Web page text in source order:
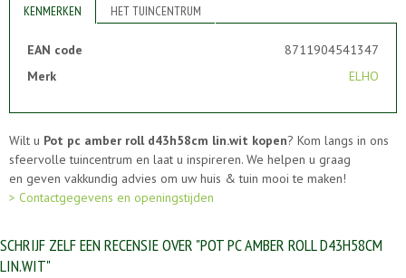
KENMERKEN HET TUINCENTRUM
EAN code
8711904541347
Merk
ELHO
Wilt u Pot pc amber roll d43h58cm lin.wit kopen? Kom langs in ons
sfeervolle tuincentrum en laat u inspireren. We helpen u graag
en geven vakkundig advies om uw huis & tuin mooi te maken!
> Contactgegevens en openingstijden
SCHRIJF ZELF EEN RECENSIE OVER "POT PC AMBER ROLL D43H58CM
LIN.WIT"